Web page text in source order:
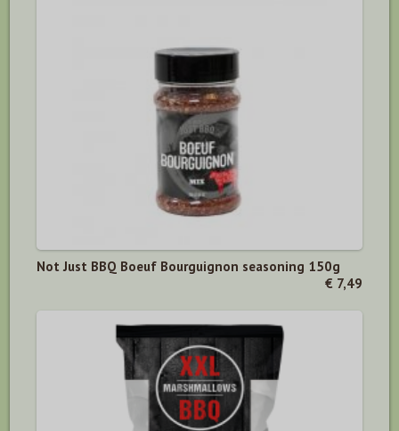
Not Just BBQ Boeuf Bourguignon seasoning 150g
€ 7,49